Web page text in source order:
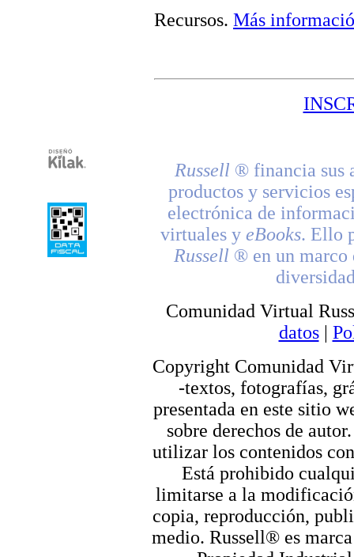
Recursos. Más
Russell ® financia sus
productos y servicios
electrónica de
virtuales y eBooks. Ello
Russell ® en un marco
Comunidad Virtual
datos|
Copyright Comunidad
-textos, fotografías,
presentada en este sitio
sobre derechos de
utilizar los contenidos
Está prohibido
limitarse a la
copia, reproducción,
medio. Russell® es